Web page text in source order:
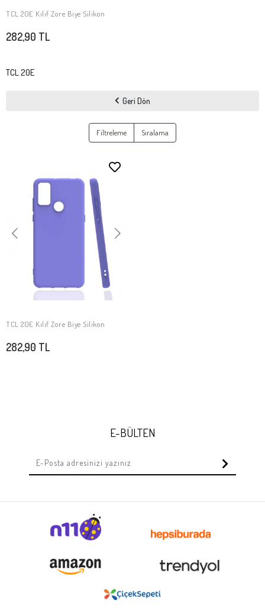
SEPETE EKLE
TCL 20E Kılıf Zore Biye Silikon
282,90 TL
TCL 20E
Geri Dön
Filtreleme Sıralama
SEPETE EKLE
TCL 20E Kılıf Zore Biye Silikon
282,90 TL
E-BÜLTEN